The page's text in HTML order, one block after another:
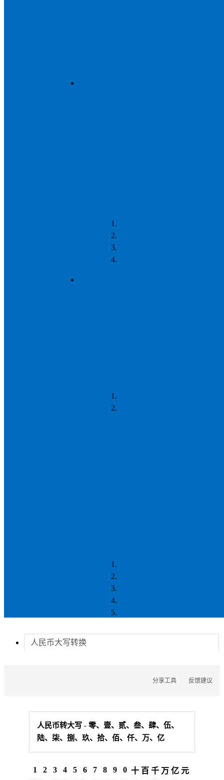
人民币大写转换
功率
压力
温度
密度
分享工具 反馈建议
人民币转大写 - 零、壹、贰、叁、肆、伍、
陆、柒、捌、玖、拾、佰、仟、万、亿
1 2 3 4 5 6 7 8 9 0 十 百 千 万 亿 元